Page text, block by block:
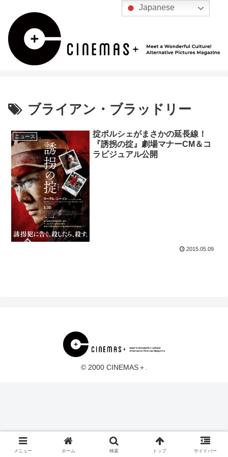
ブライアン・ブラッドリー
ニュース
掟ポルシェがまさかの延長線！
『誘拐の掟』劇場マナーCM＆コ
ラビジュアル公開
2015.05.09
© 2000 CINEMAS＋.
メニュー ホーム 検索 トップ サイドバー
Japanese